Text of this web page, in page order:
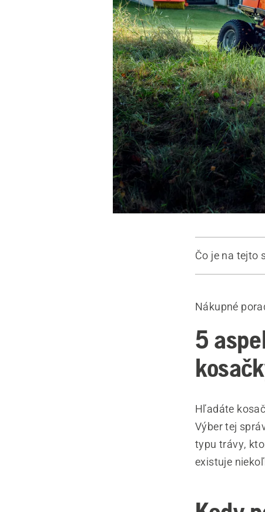
Čo je na tejto
Sprievodca
Nákupné
5
Hľadáte
Výber tej
typu trávy,
existuje